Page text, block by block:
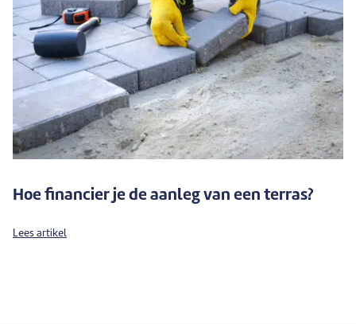
Hoe financier je de aanleg van een terras?
Lees artikel